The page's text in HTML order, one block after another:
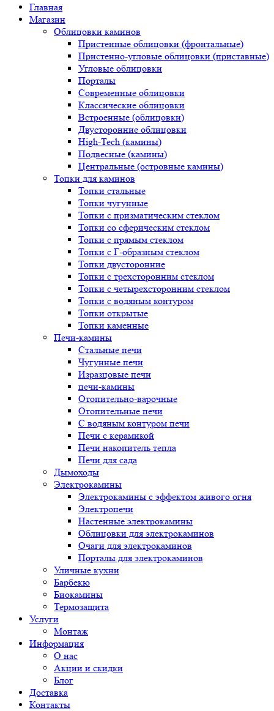
Главная
Магазин
Облицовки каминов
Пристенные облицовки (фронтальные)
Пристенно-угловые облицовки (приставные)
Угловые облицовки
Порталы
Современные облицовки
Классические облицовки
Встроенные (облицовки)
Двусторонние облицовки
High-Tech (камины)
Подвесные (камины)
Центральные (островные камины)
Топки для каминов
Топки стальные
Топки чугунные
Топки с призматическим стеклом
Топки со сферическим стеклом
Топки с прямым стеклом
Топки с Г-образным стеклом
Топки двусторонние
Топки с трехсторонним стеклом
Топки с четырехсторонним стеклом
Топки с водяным контуром
Топки открытые
Топки каменные
Печи-камины
Стальные печи
Чугунные печи
Изразцовые печи
печи-камины
Отопительно-варочные
Отопительные печи
С водяным контуром печи
Печи с керамикой
Печи накопитель тепла
Печи для сада
Дымоходы
Электрокамины
Электрокамины с эффектом живого огня
Электропечи
Настенные электрокамины
Облицовки для электрокаминов
Очаги для электрокаминов
Порталы для электрокаминов
Уличные кухни
Барбекю
Биокамины
Термозащита
Услуги
Монтаж
Информация
О нас
Акции и скидки
Блог
Доставка
Контакты